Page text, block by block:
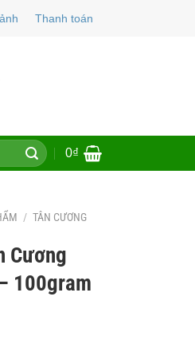
Thanh toán
0₫
/ TÂN CƯƠNG
Cương
100gram